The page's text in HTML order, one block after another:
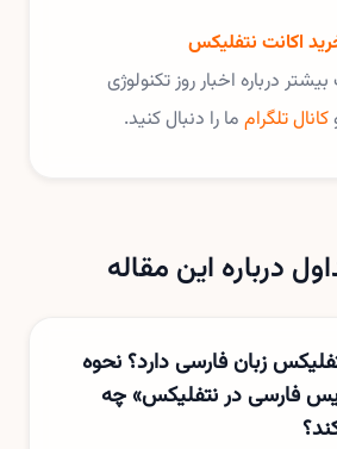
اکانت نتفلیکس
درباره اخبار روز تکنولوژی
کانال تلگرام ما را دنبال کنید.
درباره این مقاله
زبان فارسی دارد؟ نحوه
فارسی در نتفلیکس» چه